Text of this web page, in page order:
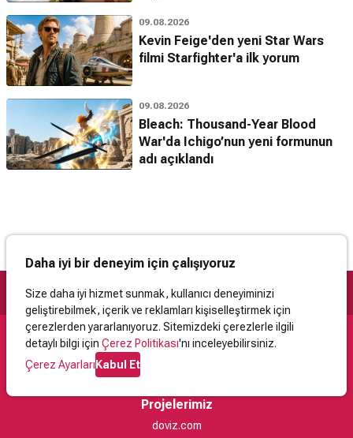
09.08.2026
Kevin Feige'den yeni Star Wars
filmi Starfighter'a ilk yorum
09.08.2026
Bleach: Thousand-Year Blood
War'da Ichigo’nun yeni formunun
adı açıklandı
Daha iyi bir deneyim için çalışıyoruz
Size daha iyi hizmet sunmak, kullanıcı deneyiminizi
geliştirebilmek, içerik ve reklamları kişiselleştirmek için
çerezlerden yararlanıyoruz. Sitemizdeki çerezlerle ilgili
detaylı bilgi için Çerez Politikası'nı inceleyebilirsiniz.
Çerez AyarlarıKabul Et
Destek
İletişimYardımKullanıcı Sözleşmesi
Projelerimiz
doviz.com